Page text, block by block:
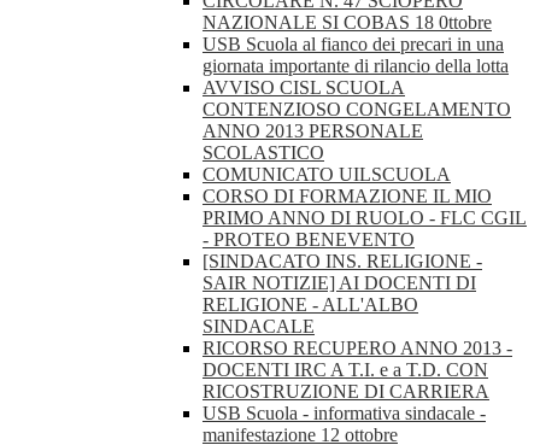
NAZIONALE SI COBAS 18 0ttobre
USB Scuola al fianco dei precari in una
giornata importante di rilancio della lotta
AVVISO CISL SCUOLA
CONTENZIOSO CONGELAMENTO
ANNO 2013 PERSONALE
SCOLASTICO
COMUNICATO UILSCUOLA
CORSO DI FORMAZIONE IL MIO
PRIMO ANNO DI RUOLO - FLC CGIL
- PROTEO BENEVENTO
[SINDACATO INS. RELIGIONE -
SAIR NOTIZIE] AI DOCENTI DI
RELIGIONE - ALL'ALBO
SINDACALE
RICORSO RECUPERO ANNO 2013 -
DOCENTI IRC A T.I. e a T.D. CON
RICOSTRUZIONE DI CARRIERA
USB Scuola - informativa sindacale -
manifestazione 12 ottobre